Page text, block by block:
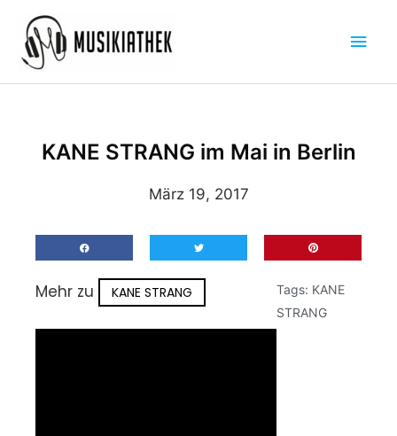
Inhalt
springen
KANE STRANG im Mai in Berlin
März 19, 2017
Mehr zu KANE STRANG Tags: KANE
STRANG